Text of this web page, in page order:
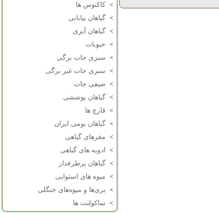
> کاکتوس ها
> گیاهان بیابانی
> گیاهان آبزی
> حبوبات
> سبزی جات برگی
> سبزی جات غیر برگی
> صیفی جات
> گیاهان پوششی
> قارچ ها
> گیاهان بومی ایران
> مغزهای گیاهی
>
ادویه های گیاهی
> گیاهان پرطرفدار
> میوه های استوایی
> بری‌ها و میوه‌های جنگلی
> ساکولنت ها